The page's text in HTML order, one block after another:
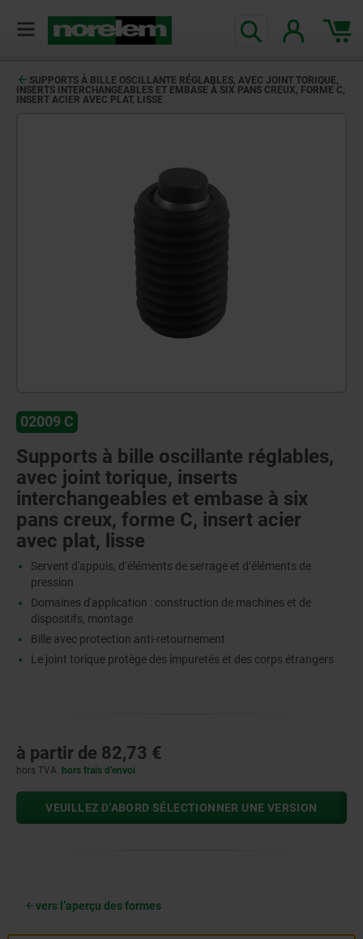
SUPPORTS À BILLE OSCILLANTE RÉGLABLES, AVEC JOINT TORIQUE,
INSERTS INTERCHANGEABLES ET EMBASE À SIX PANS CREUX, FORME C,
INSERT ACIER AVEC PLAT, LISSE
02009 C
Supports à bille oscillante réglables,
avec joint torique, inserts
interchangeables et embase à six
pans creux, forme C, insert acier
avec plat, lisse
Servent d'appuis, d‘éléments de serrage et d’éléments de
pression
Domaines d'application : construction de machines et de
dispositifs, montage
Bille avec protection anti-retournement
Le joint torique protège des impuretés et des corps étrangers
à partir de 82,73 €
hors TVA hors frais d’envoi
VEUILLEZ D’ABORD SÉLECTIONNER UNE VERSION
vers l’aperçu des formes